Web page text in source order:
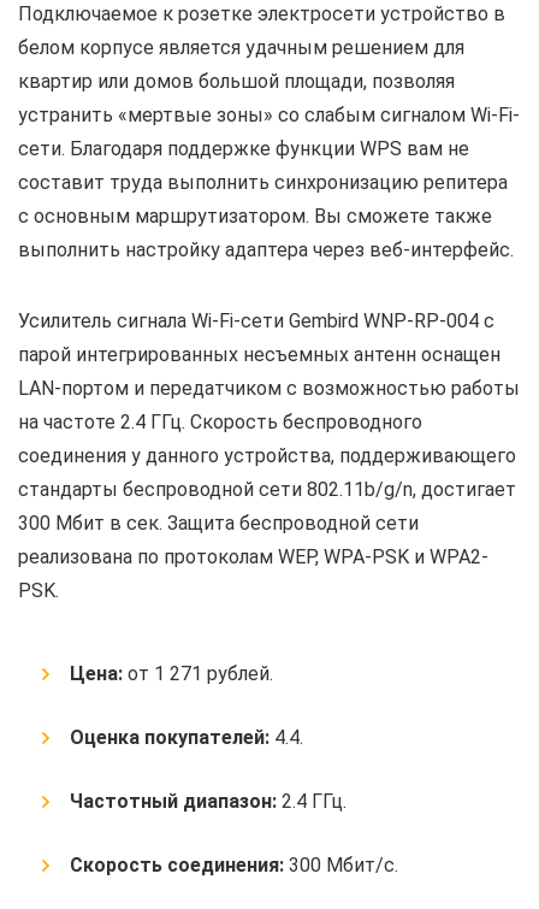
Подключаемое к розетке электросети устройство в
белом корпусе является удачным решением для
квартир или домов большой площади, позволяя
устранить «мертвые зоны» со слабым сигналом Wi-Fi-
сети. Благодаря поддержке функции WPS вам не
составит труда выполнить синхронизацию репитера
с основным маршрутизатором. Вы сможете также
выполнить настройку адаптера через веб-интерфейс.
Усилитель сигнала Wi-Fi-сети Gembird WNP-RP-004 с
парой интегрированных несъемных антенн оснащен
LAN-портом и передатчиком с возможностью работы
на частоте 2.4 ГГц. Скорость беспроводного
соединения у данного устройства, поддерживающего
стандарты беспроводной сети 802.11b/g/n, достигает
300 Мбит в сек. Защита беспроводной сети
реализована по протоколам WEP, WPA-PSK и WPA2-
PSK.
Цена: от 1 271 рублей.
Оценка покупателей: 4.4.
Частотный диапазон: 2.4 ГГц.
Скорость соединения: 300 Мбит/с.